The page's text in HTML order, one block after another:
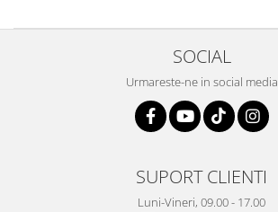
SOCIAL
Urmareste-ne in social media
SUPORT CLIENTI
Luni-Vineri, 09.00 - 17.00